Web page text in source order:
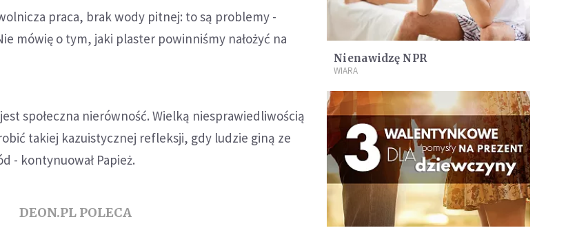
praca, brak wody pitnej: to są problemy -
mówię o tym, jaki plaster powinniśmy nałożyć na
społeczna nierówność. Wielką niesprawiedliwością
takiej kazuistycznej refleksji, gdy ludzie giną ze
- kontynuował Papież.
DEON.PL POLECA
Nienawidzę NPR
WIARA